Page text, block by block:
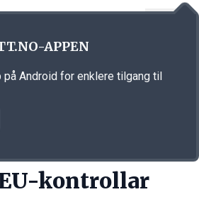
kontrollar
APPEN
på Android for enklere tilgang til